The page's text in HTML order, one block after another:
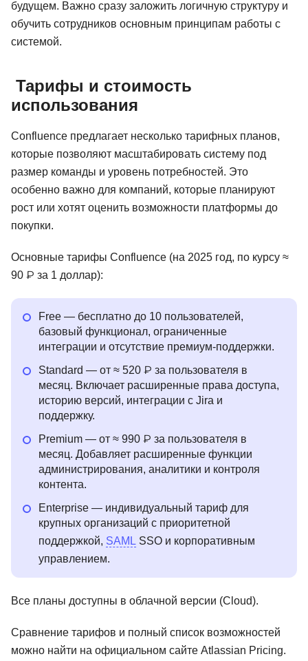
будущем. Важно сразу заложить логичную структуру и
обучить сотрудников основным принципам работы с
системой.
Тарифы и стоимость
использования
Confluence предлагает несколько тарифных планов,
которые позволяют масштабировать систему под
размер команды и уровень потребностей. Это
особенно важно для компаний, которые планируют
рост или хотят оценить возможности платформы до
покупки.
Основные тарифы Confluence (на 2025 год, по курсу ≈
90 ₽ за 1 доллар):
Free — бесплатно до 10 пользователей,
базовый функционал, ограниченные
интеграции и отсутствие премиум-поддержки.
Standard — от ≈ 520 ₽ за пользователя в
месяц. Включает расширенные права доступа,
историю версий, интеграции с Jira и
поддержку.
Premium — от ≈ 990 ₽ за пользователя в
месяц. Добавляет расширенные функции
администрирования, аналитики и контроля
контента.
Enterprise — индивидуальный тариф для
крупных организаций с приоритетной
поддержкой, SAML SSO и корпоративным
управлением.
Все планы доступны в облачной версии (Cloud).
Сравнение тарифов и полный список возможностей
можно найти на официальном сайте Atlassian Pricing.